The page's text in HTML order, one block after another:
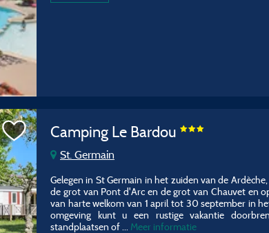
Camping Le Bardou
St. Germain
Gelegen in St Germain in het zuiden van de
de grot van Pont d'Arc en de grot van Chauvet en
van harte welkom van 1 april tot 30 september in
omgeving kunt u een rustige vakantie
standplaatsen of ... Meer informatie